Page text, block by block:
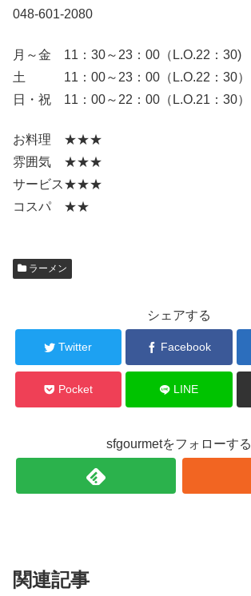
048-601-2080
月～金 11：30～23：00（L.O.22：30)
土 11：00～23：00（L.O.22：30）
日・祝 11：00～22：00（L.O.21：30）
お料理 ★★★
雰囲気 ★★★
サービス★★★
コスパ ★★
ラーメン
シェアする
Twitter Facebook
Pocket LINE
sfgourmetをフォローする
関連記事